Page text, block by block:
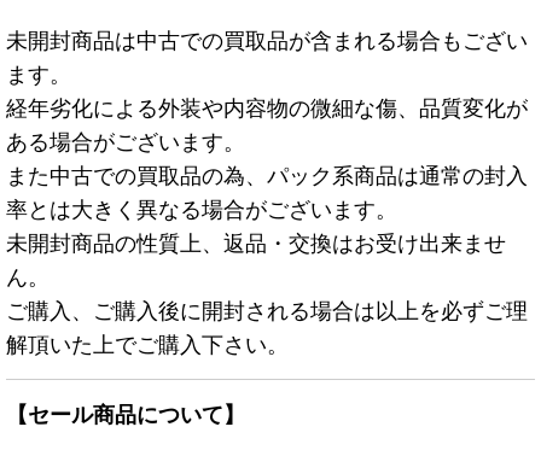
未開封商品は中古での買取品が含まれる場合もござい
ます。
経年劣化による外装や内容物の微細な傷、品質変化が
ある場合がございます。
また中古での買取品の為、パック系商品は通常の封入
率とは大きく異なる場合がございます。
未開封商品の性質上、返品・交換はお受け出来ませ
ん。
ご購入、ご購入後に開封される場合は以上を必ずご理
解頂いた上でご購入下さい。
【セール商品について】